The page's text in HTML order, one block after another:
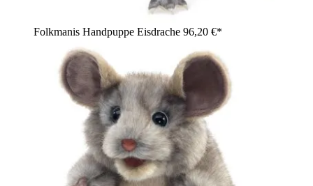
Folkmanis Handpuppe Eisdrache 96,20 €*